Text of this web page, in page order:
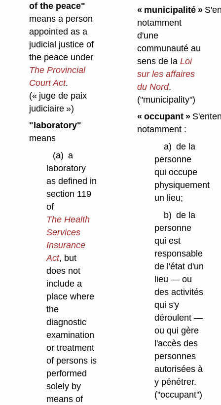
of the peace"
means a person
appointed as a
judicial justice of
the peace under
The Provincial
Court Act.
(« juge de paix
judiciaire »)
"laboratory"
means
(a) a
laboratory
as defined in
section 119
of
The Health
Services
Insurance
Act, but
does not
include a
place where
the
diagnostic
examination
or treatment
of persons is
performed
solely by
means of
« municipalité »
notamment
d'une
communauté au
sens de la Loi
sur les affaires
du Nord.
("municipality")
« occupant »
notamment :
a) de la
personne
qui occupe
physiquement
un lieu;
b) de la
personne
qui est
responsable
de l'état d'un
lieu — ou
des activités
qui s'y
déroulent —
ou qui gère
l'accès des
personnes
autorisées à
y pénétrer.
("occupant")